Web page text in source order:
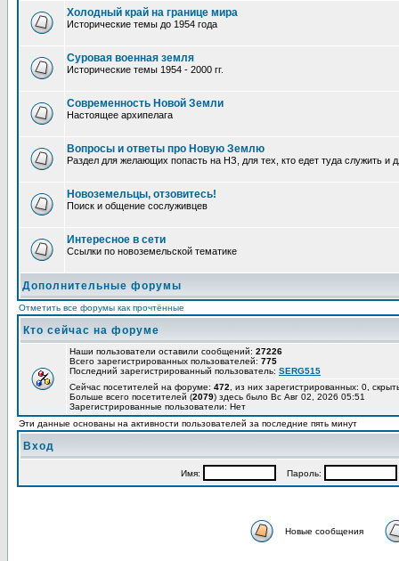
Холодный край на границе мира
Исторические темы до 1954 года
Суровая военная земля
Исторические темы 1954 - 2000 гг.
Современность Новой Земли
Настоящее архипелага
Вопросы и ответы про Новую Землю
Раздел для желающих попасть на НЗ, для тех, кто едет туда служить и
Новоземельцы, отзовитесь!
Поиск и общение сослуживцев
Интересное в сети
Ссылки по новоземельской тематике
Дополнительные форумы
Отметить все форумы как прочтённые
Кто сейчас на форуме
Наши пользователи оставили сообщений: 27226
Всего зарегистрированных пользователей: 775
Последний зарегистрированный пользователь: SERG515
Сейчас посетителей на форуме: 472 , из них зарегистрированных: 0,
Больше всего посетителей (2079) здесь было Вс Авг 02, 2026 05:51
Зарегистрированные пользователи: Нет
Эти данные основаны на активности пользователей за последние пять минут
Вход
Имя: Пароль:
Новые сообщения